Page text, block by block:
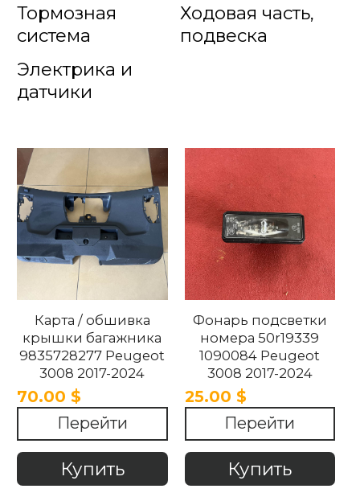
Тормозная
система
Ходовая часть,
подвеска
Электрика и
датчики
Карта / обшивка
крышки багажника
9835728277 Peugeot
3008 2017-2024
70.00 $
Перейти
Купить
Фонарь подсветки
номера 50r19339
1090084 Peugeot
3008 2017-2024
25.00 $
Перейти
Купить